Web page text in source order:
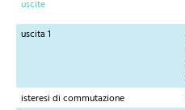
uscite
uscita 1
isteresi di commutazione